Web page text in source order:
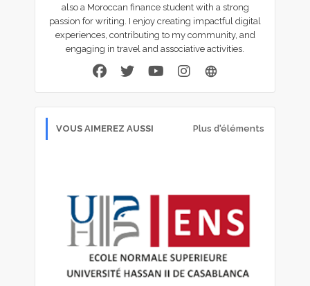
also a Moroccan finance student with a strong
passion for writing. I enjoy creating impactful digital
experiences, contributing to my community, and
engaging in travel and associative activities.
VOUS AIMEREZ AUSSI Plus d'éléments